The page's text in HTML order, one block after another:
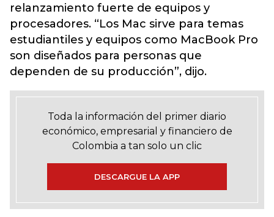
relanzamiento fuerte de equipos y
procesadores. “Los Mac sirve para temas
estudiantiles y equipos como MacBook Pro
son diseñados para personas que
dependen de su producción”, dijo.
Toda la información del primer diario
económico, empresarial y financiero de
Colombia a tan solo un clic
DESCARGUE LA APP